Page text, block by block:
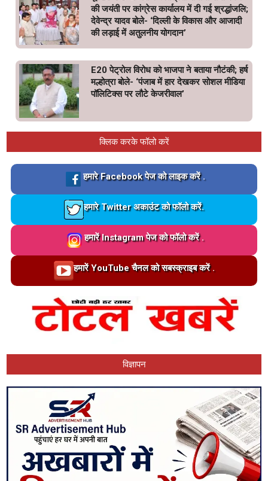
की जयंती पर कांग्रेस कार्यालय में दी गई श्रद्धांजलि;
देवेन्द्र यादव बोले- ‘दिल्ली के विकास और आजादी
की लड़ाई में अतुलनीय योगदान’
E20 पेट्रोल विरोध को भाजपा ने बताया नौटंकी; हर्ष
मल्होत्रा बोले- ‘पंजाब में हार देखकर सोशल मीडिया
पॉलिटिक्स पर लौटे केजरीवाल’
क्लिक करके फॉलो करें
Loading…
हमारे Facebook पेज को लाइक करें .
Loading…
हमारे Twitter अकाउंट को फॉलो करें.
Loading…
हमारें Instagram पेज को फॉलो करें .
Loading…
हमारें YouTube चैनल को सबस्क्राइब करें .
विज्ञापन